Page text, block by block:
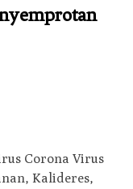
Corona Virus
Kalideres,